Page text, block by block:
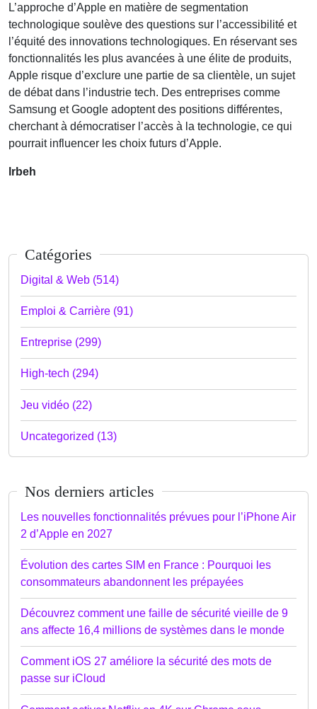
L’approche d’Apple en matière de segmentation
technologique soulève des questions sur l’accessibilité et
l’équité des innovations technologiques. En réservant ses
fonctionnalités les plus avancées à une élite de produits,
Apple risque d’exclure une partie de sa clientèle, un sujet
de débat dans l’industrie tech. Des entreprises comme
Samsung et Google adoptent des positions différentes,
cherchant à démocratiser l’accès à la technologie, ce qui
pourrait influencer les choix futurs d’Apple.
lrbeh
Catégories
Digital & Web (514)
Emploi & Carrière (91)
Entreprise (299)
High-tech (294)
Jeu vidéo (22)
Uncategorized (13)
Nos derniers articles
Les nouvelles fonctionnalités prévues pour l’iPhone Air
2 d’Apple en 2027
Évolution des cartes SIM en France : Pourquoi les
consommateurs abandonnent les prépayées
Découvrez comment une faille de sécurité vieille de 9
ans affecte 16,4 millions de systèmes dans le monde
Comment iOS 27 améliore la sécurité des mots de
passe sur iCloud